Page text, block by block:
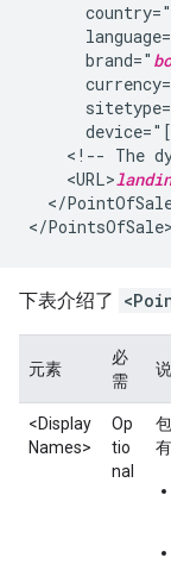
country="
brand="
<!-- The
<URL>
</
下表介绍了
元素
必
需
<Display
Names>
Op
tio
nal